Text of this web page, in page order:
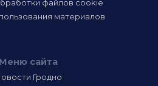
файлов cookie
материалов
Меню сайта
Гродно